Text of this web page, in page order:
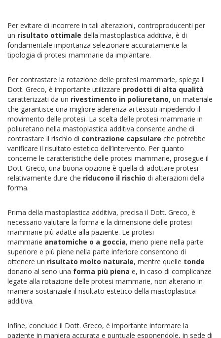
Per evitare di incorrere in tali alterazioni, controproducenti per
un risultato ottimale della mastoplastica additiva, è di
fondamentale importanza selezionare accuratamente la
tipologia di protesi mammarie da impiantare.
Per contrastare la rotazione delle protesi mammarie, spiega il
Dott. Greco, è importante utilizzare prodotti di alta qualità
caratterizzati da un rivestimento in poliuretano, un materiale
che garantisce una migliore aderenza ai tessuti impedendo il
movimento delle protesi. La scelta delle protesi mammarie in
poliuretano nella mastoplastica additiva consente anche di
contrastare il rischio di contrazione capsulare che potrebbe
vanificare il risultato estetico dell’intervento. Per quanto
concerne le caratteristiche delle protesi mammarie, prosegue il
Dott. Greco, una buona opzione è quella di adottare protesi
relativamente dure che riducono il rischio di alterazioni della
forma.
Prima della mastoplastica additiva, precisa il Dott. Greco, è
necessario valutare la forma e la dimensione delle protesi
mammarie più adatte alla paziente. Le protesi
mammarie anatomiche o a goccia, meno piene nella parte
superiore e più piene nella parte inferiore consentono di
ottenere un risultato molto naturale, mentre quelle tonde
donano al seno una forma più piena e, in caso di complicanze
legate alla rotazione delle protesi mammarie, non alterano in
maniera sostanziale il risultato estetico della mastoplastica
additiva.
Infine, conclude il Dott. Greco, è importante informare la
paziente in maniera accurata e puntuale esponendole, in sede di